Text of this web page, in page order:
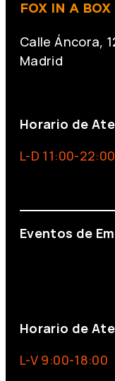
FOX IN A
Calle Áncora,
Madrid
Horario de
L-D 11:00-22:00
Eventos de
Horario de
L-V 9:00-18:00